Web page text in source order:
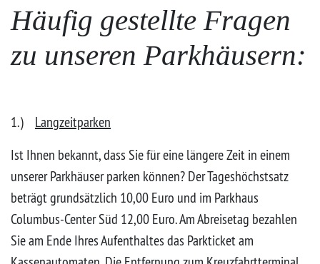
Häufig gestellte Fragen
zu unseren Parkhäusern:
1.) Langzeitparken
Ist Ihnen bekannt, dass Sie für eine längere Zeit in einem
unserer Parkhäuser parken können? Der Tageshöchstsatz
beträgt grundsätzlich 10,00 Euro und im Parkhaus
Columbus-Center Süd 12,00 Euro. Am Abreisetag bezahlen
Sie am Ende Ihres Aufenthaltes das Parkticket am